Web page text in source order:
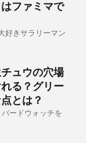
ファミマで
好きサラリーマン
ュウの穴場
る？グリー
とは？
ードウォッチを